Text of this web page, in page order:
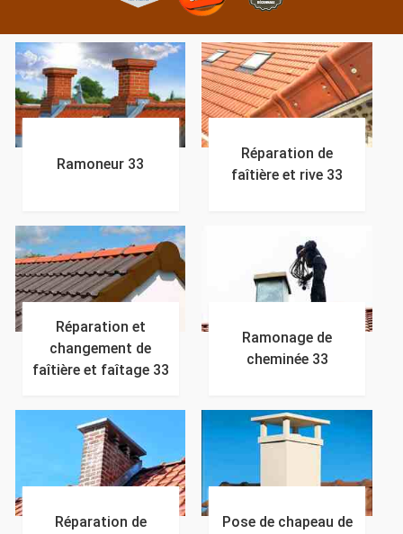
Ramoneur 33
Réparation de
faîtière et rive 33
Réparation et
changement de
faîtière et faîtage 33
Ramonage de
cheminée 33
Réparation de
Pose de chapeau de